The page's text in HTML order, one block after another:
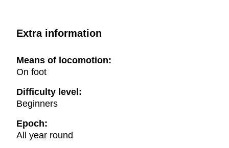
Extra information
Means of locomotion:
On foot
Difficulty level:
Beginners
Epoch:
All year round